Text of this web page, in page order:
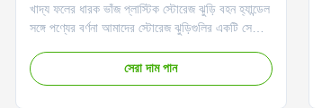
খাদ্য ফলের ধারক ভাঁজ প্লাস্টিক স্টোরেজ ঝুড়ি বহন হ্যান্ডেল
সঙ্গে পণ্যের বর্ণনা আমাদের স্টোরেজ ঝুড়িগুলির একটি সেরা
করে এবং সেগুলিকে সহজেই ভাঁজ করা যেতে পারে যাতে
সংরক্ষণ করা হয় এবং ব্যবহার না করা হয়।চার রঙ নির্বাচন
সেরা দাম পান